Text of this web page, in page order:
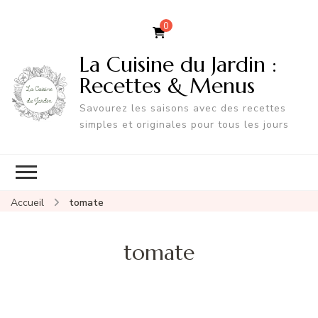
0
La Cuisine du Jardin :
Recettes & Menus
Savourez les saisons avec des recettes
simples et originales pour tous les jours
Accueil tomate
tomate